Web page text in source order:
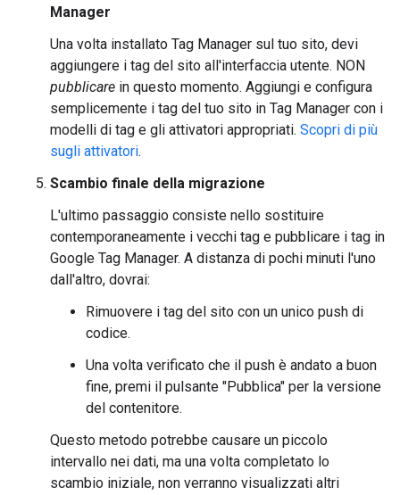
Manager
Una volta installato Tag Manager sul tuo sito, devi
aggiungere i tag del sito all'interfaccia utente. NON
pubblicare in questo momento. Aggiungi e configura
semplicemente i tag del tuo sito in Tag Manager con i
modelli di tag e gli attivatori appropriati. Scopri di più
sugli attivatori.
Scambio finale della migrazione
L'ultimo passaggio consiste nello sostituire
contemporaneamente i vecchi tag e pubblicare i tag in
Google Tag Manager. A distanza di pochi minuti l'uno
dall'altro, dovrai:
Rimuovere i tag del sito con un unico push di
codice.
Una volta verificato che il push è andato a buon
fine, premi il pulsante "Pubblica" per la versione
del contenitore.
Questo metodo potrebbe causare un piccolo
intervallo nei dati, ma una volta completato lo
scambio iniziale, non verranno visualizzati altri